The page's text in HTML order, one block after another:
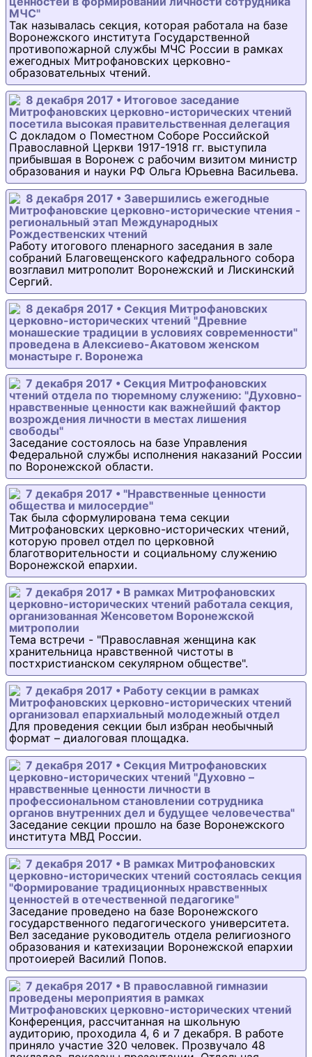
МЧС"
Так называлась секция, которая работала на базе
Воронежского института Государственной
противопожарной службы МЧС России в рамках
ежегодных Митрофановских церковно-
образовательных чтений.
8 декабря 2017 • Итоговое заседание
Митрофановских церковно-исторических чтений
посетила высокая правительственная делегация
С докладом о Поместном Соборе Российской
Православной Церкви 1917-1918 гг. выступила
прибывшая в Воронеж с рабочим визитом министр
образования и науки РФ Ольга Юрьевна Васильева.
8 декабря 2017 • Завершились ежегодные
Митрофановские церковно-исторические чтения -
региональный этап Международных
Рождественских чтений
Работу итогового пленарного заседания в зале
собраний Благовещенского кафедрального собора
возглавил митрополит Воронежский и Лискинский
Сергий.
8 декабря 2017 • Секция Митрофановских
церковно-исторических чтений "Древние
монашеские традиции в условиях современности"
проведена в Алексиево-Акатовом женском
монастыре г. Воронежа
7 декабря 2017 • Секция Митрофановских
чтений отдела по тюремному служению: "Духовно-
нравственные ценности как важнейший фактор
возрождения личности в местах лишения
свободы"
Заседание состоялось на базе Управления
Федеральной службы исполнения наказаний России
по Воронежской области.
7 декабря 2017 • "Нравственные ценности
общества и милосердие"
Так была сформулирована тема секции
Митрофановских церковно-исторических чтений,
которую провел отдел по церковной
благотворительности и социальному служению
Воронежской епархии.
7 декабря 2017 • В рамках Митрофановских
церковно-исторических чтений работала секция,
организованная Женсоветом Воронежской
митрополии
Тема встречи - "Православная женщина как
хранительница нравственной чистоты в
постхристианском секулярном обществе".
7 декабря 2017 • Работу секции в рамках
Митрофановских церковно-исторических чтений
организовал епархиальный молодежный отдел
Для проведения секции был избран необычный
формат – диалоговая площадка.
7 декабря 2017 • Секция Митрофановских
церковно-исторических чтений "Духовно –
нравственные ценности личности в
профессиональном становлении сотрудника
органов внутренних дел и будущее человечества"
Заседание секции прошло на базе Воронежского
института МВД России.
7 декабря 2017 • В рамках Митрофановских
церковно-исторических чтений состоялась секция
"Формирование традиционных нравственных
ценностей в отечественной педагогике"
Заседание проведено на базе Воронежского
государственного педагогического университета.
Вел заседание руководитель отдела религиозного
образования и катехизации Воронежской епархии
протоиерей Василий Попов.
7 декабря 2017 • В православной гимназии
проведены мероприятия в рамках
Митрофановских церковно-исторических чтений
Конференция, рассчитанная на школьную
аудиторию, проходила 4, 6 и 7 декабря. В работе
приняло участие 320 человек. Прозвучало 48